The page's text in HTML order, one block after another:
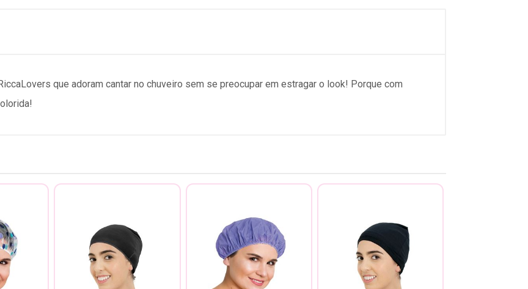
que adoram cantar no chuveiro sem se preocupar em estragar o look! Porque com